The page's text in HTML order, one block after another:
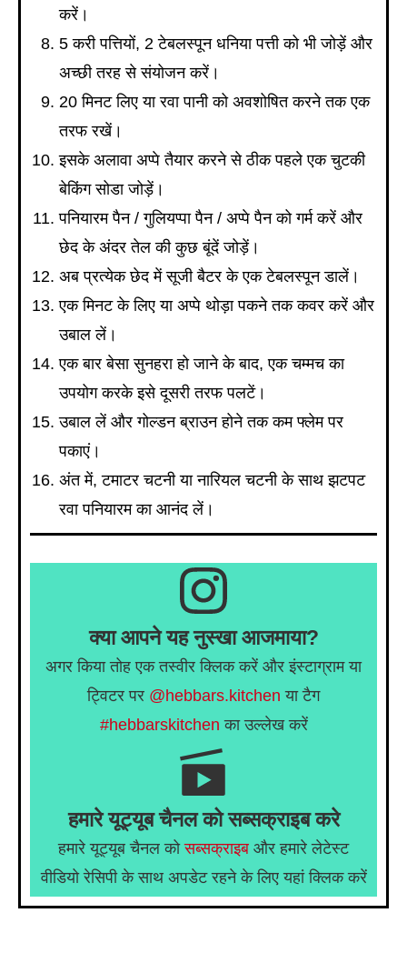
करें।
5 करी पत्तियों, 2 टेबलस्पून धनिया पत्ती को भी जोड़ें और
अच्छी तरह से संयोजन करें।
20 मिनट लिए या रवा पानी को अवशोषित करने तक एक
तरफ रखें।
इसके अलावा अप्पे तैयार करने से ठीक पहले एक चुटकी
बेकिंग सोडा जोड़ें।
पनियारम पैन / गुलियप्पा पैन / अप्पे पैन को गर्म करें और
छेद के अंदर तेल की कुछ बूंदें जोड़ें।
अब प्रत्येक छेद में सूजी बैटर के एक टेबलस्पून डालें।
एक मिनट के लिए या अप्पे थोड़ा पकने तक कवर करें और
उबाल लें।
एक बार बेसा सुनहरा हो जाने के बाद, एक चम्मच का
उपयोग करके इसे दूसरी तरफ पलटें।
उबाल लें और गोल्डन ब्राउन होने तक कम फ्लेम पर
पकाएं।
अंत में, टमाटर चटनी या नारियल चटनी के साथ झटपट
रवा पनियारम का आनंद लें।
क्या आपने यह नुस्खा आजमाया?
अगर किया तोह एक तस्वीर क्लिक करें और इंस्टाग्राम या
ट्विटर पर @hebbars.kitchen या टैग
#hebbarskitchen का उल्लेख करें
हमारे यूट्यूब चैनल को सब्सक्राइब करे
हमारे यूट्यूब चैनल कोसब्सक्राइब और हमारे लेटेस्ट
वीडियो रेसिपी के साथ अपडेट रहने के लिए यहां क्लिक करें